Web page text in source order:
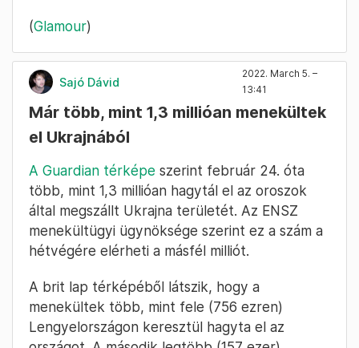
(Glamour)
Sajó Dávid
2022. March 5. –
13:41
Már több, mint 1,3 millióan menekültek
el Ukrajnából
A Guardian térképe szerint február 24. óta
több, mint 1,3 millióan hagytál el az oroszok
által megszállt Ukrajna területét. Az ENSZ
menekültügyi ügynöksége szerint ez a szám a
hétvégére elérheti a másfél milliót.
A brit lap térképéből látszik, hogy a
menekültek több, mint fele (756 ezren)
Lengyelországon keresztül hagyta el az